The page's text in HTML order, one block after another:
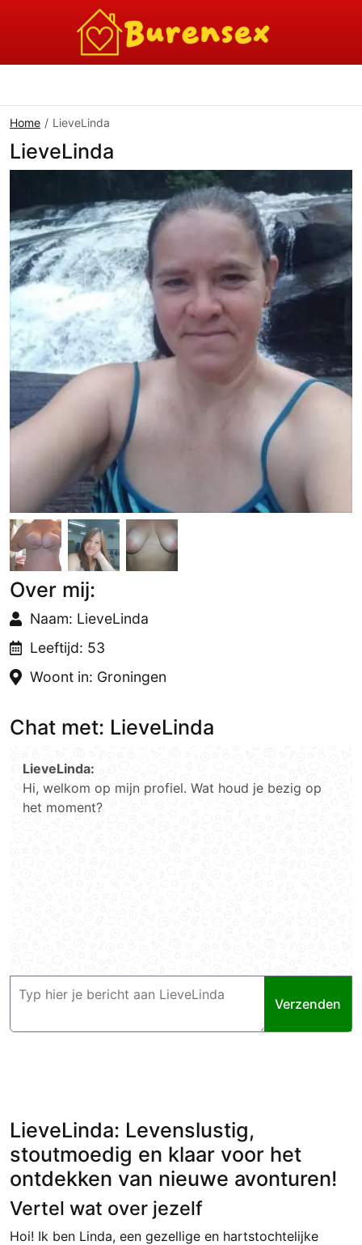
Home LieveLinda
LieveLinda
Over mij:
Naam: LieveLinda
Leeftijd: 53
Woont in: Groningen
Chat met: LieveLinda
LieveLinda:
Hi, welkom op mijn profiel. Wat houd je bezig op
het moment?
Verzenden
LieveLinda: Levenslustig,
stoutmoedig en klaar voor het
ontdekken van nieuwe avonturen!
Vertel wat over jezelf
Hoi! Ik ben Linda, een gezellige en hartstochtelijke